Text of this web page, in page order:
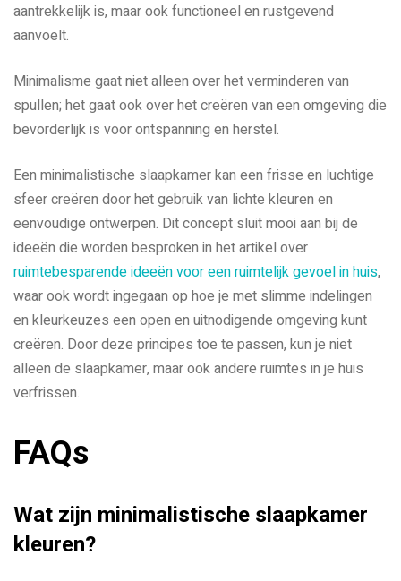
aantrekkelijk is, maar ook functioneel en rustgevend
aanvoelt.
Minimalisme gaat niet alleen over het verminderen van
spullen; het gaat ook over het creëren van een omgeving die
bevorderlijk is voor ontspanning en herstel.
Een minimalistische slaapkamer kan een frisse en luchtige
sfeer creëren door het gebruik van lichte kleuren en
eenvoudige ontwerpen. Dit concept sluit mooi aan bij de
ideeën die worden besproken in het artikel over
ruimtebesparende ideeën voor een ruimtelijk gevoel in huis,
waar ook wordt ingegaan op hoe je met slimme indelingen
en kleurkeuzes een open en uitnodigende omgeving kunt
creëren. Door deze principes toe te passen, kun je niet
alleen de slaapkamer, maar ook andere ruimtes in je huis
verfrissen.
FAQs
Wat zijn minimalistische slaapkamer
kleuren?